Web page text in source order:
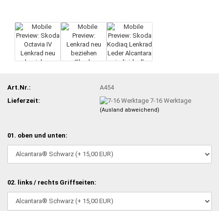
Art.Nr.:
A454
Lieferzeit:
7-16 Werktage
(Ausland abweichend)
01. oben und unten:
02. links / rechts Griffseiten: